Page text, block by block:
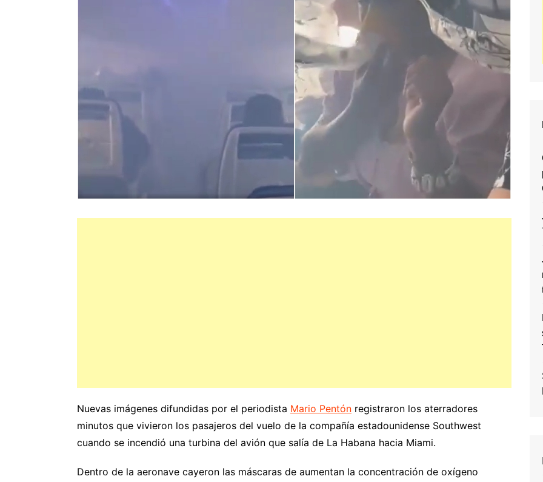
Nuevas imágenes difundidas por el periodista Mario Pentón registraron los aterradores
minutos que vivieron los pasajeros del vuelo de la compañía estadounidense Southwest
cuando se incendió una turbina del avión que salía de La Habana hacia Miami.
Dentro de la aeronave cayeron las máscaras de aumentan la concentración de oxígeno